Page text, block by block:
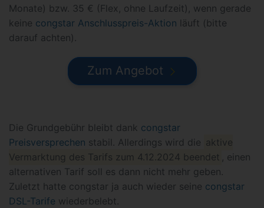
Monate) bzw. 35 € (Flex, ohne Laufzeit), wenn gerade
keine congstar Anschlusspreis-Aktion läuft (bitte
darauf achten).
Zum Angebot
Die Grundgebühr bleibt dank congstar
Preisversprechen stabil. Allerdings wird die aktive
Vermarktung des Tarifs zum 4.12.2024 beendet , einen
alternativen Tarif soll es dann nicht mehr geben.
Zuletzt hatte congstar ja auch wieder seine congstar
DSL-Tarife wiederbelebt.